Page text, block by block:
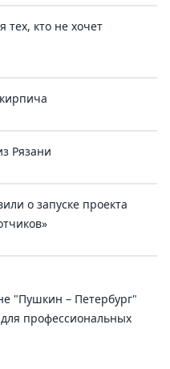
тех, кто не хочет
Рязани
о запуске проекта
"Пушкин – Петербург"
для профессиональных